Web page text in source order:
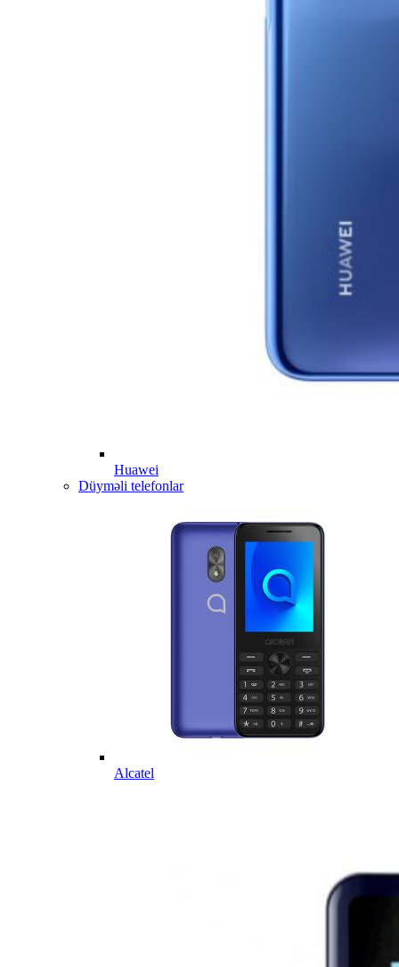
Huawei
Düyməli telefonlar
Alcatel